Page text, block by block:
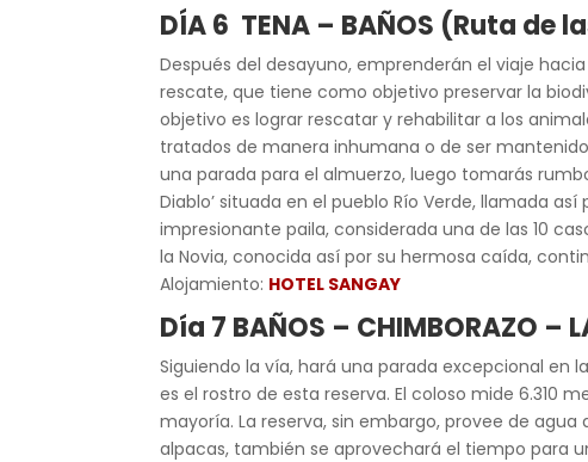
DÍA 6 TENA – BAÑOS (Ruta de
Después del desayuno, emprenderán el viaje
rescate, que tiene como objetivo preservar la
objetivo es lograr rescatar y rehabilitar a los
tratados de manera inhumana o de ser
una parada para el almuerzo, luego tomarás
Diablo’ situada en el pueblo Río Verde, llamada
impresionante paila, considerada una de las 10
la Novia, conocida así por su hermosa caída,
Alojamiento: HOTEL SANGAY
Día 7 BAÑOS – CHIMBORAZO –
Siguiendo la vía, hará una parada excepcional en
es el rostro de esta reserva. El coloso mide 6.310
mayoría. La reserva, sin embargo, provee de
alpacas, también se aprovechará el tiempo para